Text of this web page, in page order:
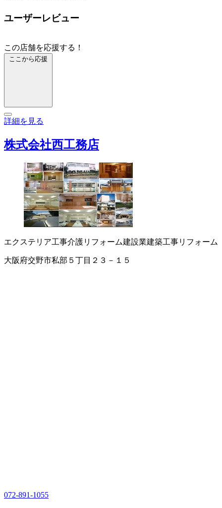
ユーザーレビュー
この店舗を応援する！
ここから応援
詳細を見る
株式会社西工務店
エクステリア工事介護リフォーム建設業建築工事リフォーム
大阪府交野市私部５丁目２３－１５
072-891-1055